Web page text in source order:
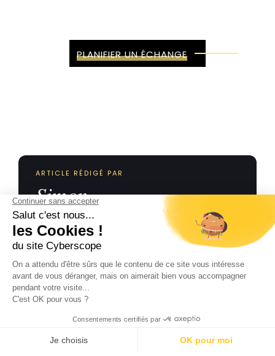
PLANIFIER UN ÉCHANGE
ARTICLE RÉDIGÉ PAR
Simon
Spécialiste SEO chez Cyberscope
Audit technique, stratégie de contenu et suivi des
positions pour les entreprises de Vendée, des
Deux-Sèvres et du Maine-et-Loire.
Démarrez votre aventure digitale !